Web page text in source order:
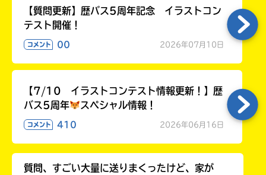
【質問更新】歴バス5周年記念 イラストコン
テスト開催！
コメント 00 2026年07月10日
【7/10 イラストコンテスト情報更新！】歴
バス5周年
スペシャル情報！
コメント 410 2026年06月16日
質問、すごい大量に送りまくったけど、家が